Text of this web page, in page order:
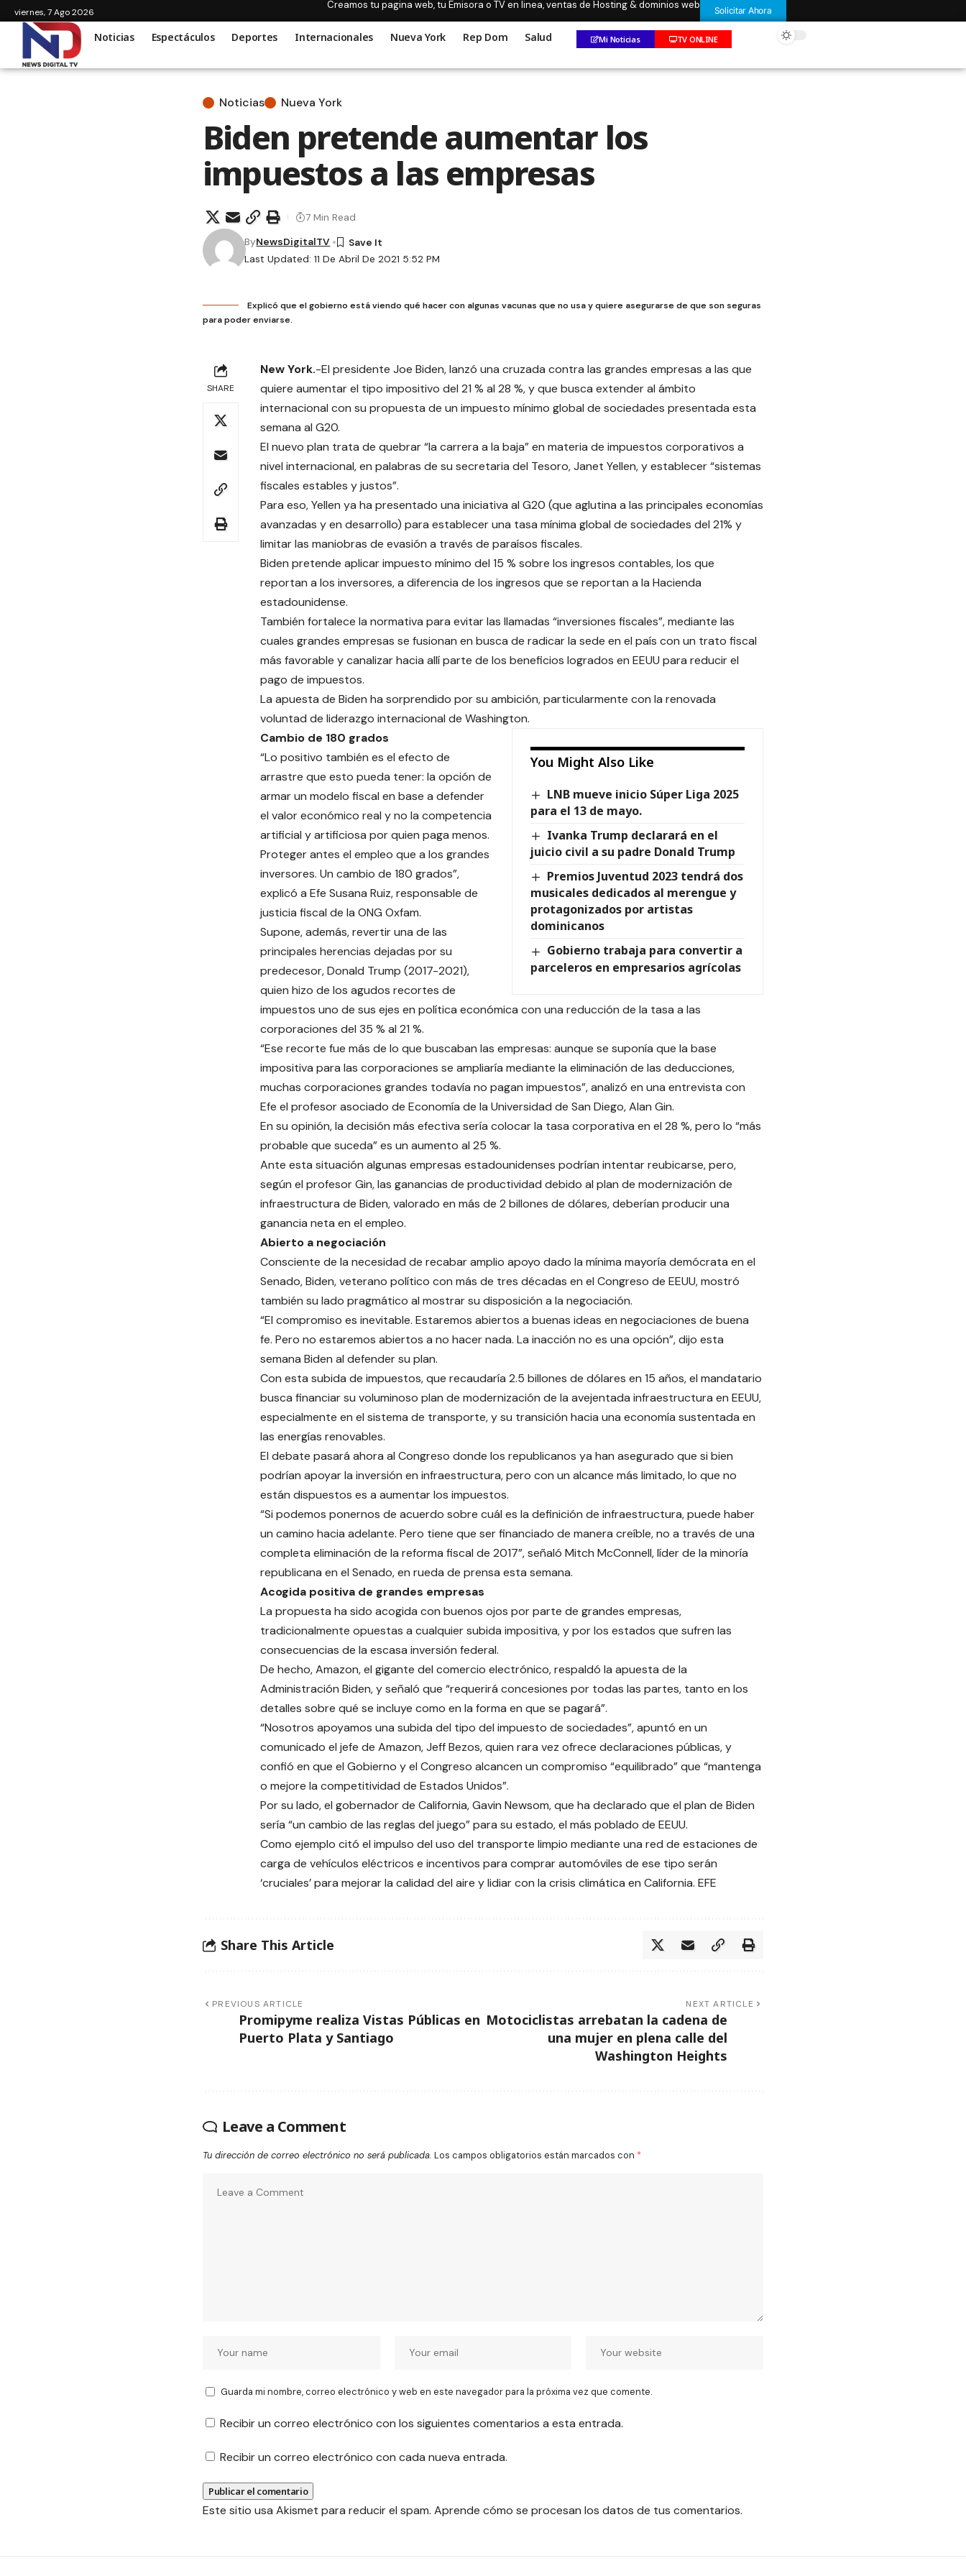
viernes, 7 Ago 2026
Creamos tu pagina web, tu Emisora o TV en linea, ventas de Hosting & dominios web Solicitar Ahora
Noticias Espectáculos Deportes Internacionales Nueva York Rep Dom Salud Mi Noticias TV ONLINE
Noticias Nueva York
Biden pretende aumentar los
impuestos a las empresas
Last Updated: 11 De Abril De 2021 5:52 PM
ByNewsDigitalTV
7 Min Read
Explicó que el gobierno está viendo qué hacer con algunas vacunas que no usa y quiere asegurarse de que son seguras
para poder enviarse.
SHARE
New York.-El presidente Joe Biden, lanzó una cruzada contra las grandes empresas a las que
quiere aumentar el tipo impositivo del 21 % al 28 %, y que busca extender al ámbito
internacional con su propuesta de un impuesto mínimo global de sociedades presentada esta
semana al G20.
El nuevo plan trata de quebrar “la carrera a la baja” en materia de impuestos corporativos a
nivel internacional, en palabras de su secretaria del Tesoro, Janet Yellen, y establecer “sistemas
fiscales estables y justos”.
Para eso, Yellen ya ha presentado una iniciativa al G20 (que aglutina a las principales economías
avanzadas y en desarrollo) para establecer una tasa mínima global de sociedades del 21% y
limitar las maniobras de evasión a través de paraísos fiscales.
Biden pretende aplicar impuesto mínimo del 15 % sobre los ingresos contables, los que
reportan a los inversores, a diferencia de los ingresos que se reportan a la Hacienda
estadounidense.
También fortalece la normativa para evitar las llamadas “inversiones fiscales”, mediante las
cuales grandes empresas se fusionan en busca de radicar la sede en el país con un trato fiscal
más favorable y canalizar hacia allí parte de los beneficios logrados en EEUU para reducir el
pago de impuestos.
La apuesta de Biden ha sorprendido por su ambición, particularmente con la renovada
voluntad de liderazgo internacional de Washington.
You Might Also Like
LNB mueve inicio Súper Liga 2025
para el 13 de mayo.
Ivanka Trump declarará en el
juicio civil a su padre Donald Trump
Premios Juventud 2023 tendrá dos
musicales dedicados al merengue y
protagonizados por artistas
dominicanos
Gobierno trabaja para convertir a
parceleros en empresarios agrícolas
Cambio de 180 grados
“Lo positivo también es el efecto de
arrastre que esto pueda tener: la opción de
armar un modelo fiscal en base a defender
el valor económico real y no la competencia
artificial y artificiosa por quien paga menos.
Proteger antes el empleo que a los grandes
inversores. Un cambio de 180 grados”,
explicó a Efe Susana Ruiz, responsable de
justicia fiscal de la ONG Oxfam.
Supone, además, revertir una de las
principales herencias dejadas por su
predecesor, Donald Trump (2017-2021),
quien hizo de los agudos recortes de
impuestos uno de sus ejes en política económica con una reducción de la tasa a las
corporaciones del 35 % al 21 %.
“Ese recorte fue más de lo que buscaban las empresas: aunque se suponía que la base
impositiva para las corporaciones se ampliaría mediante la eliminación de las deducciones,
muchas corporaciones grandes todavía no pagan impuestos”, analizó en una entrevista con
Efe el profesor asociado de Economía de la Universidad de San Diego, Alan Gin.
En su opinión, la decisión más efectiva sería colocar la tasa corporativa en el 28 %, pero lo “más
probable que suceda” es un aumento al 25 %.
Ante esta situación algunas empresas estadounidenses podrían intentar reubicarse, pero,
según el profesor Gin, las ganancias de productividad debido al plan de modernización de
infraestructura de Biden, valorado en más de 2 billones de dólares, deberían producir una
ganancia neta en el empleo.
Abierto a negociación
Consciente de la necesidad de recabar amplio apoyo dado la mínima mayoría demócrata en el
Senado, Biden, veterano político con más de tres décadas en el Congreso de EEUU, mostró
también su lado pragmático al mostrar su disposición a la negociación.
“El compromiso es inevitable. Estaremos abiertos a buenas ideas en negociaciones de buena
fe. Pero no estaremos abiertos a no hacer nada. La inacción no es una opción”, dijo esta
semana Biden al defender su plan.
Con esta subida de impuestos, que recaudaría 2.5 billones de dólares en 15 años, el mandatario
busca financiar su voluminoso plan de modernización de la avejentada infraestructura en EEUU,
especialmente en el sistema de transporte, y su transición hacia una economía sustentada en
las energías renovables.
El debate pasará ahora al Congreso donde los republicanos ya han asegurado que si bien
podrían apoyar la inversión en infraestructura, pero con un alcance más limitado, lo que no
están dispuestos es a aumentar los impuestos.
“Si podemos ponernos de acuerdo sobre cuál es la definición de infraestructura, puede haber
un camino hacia adelante. Pero tiene que ser financiado de manera creíble, no a través de una
completa eliminación de la reforma fiscal de 2017”, señaló Mitch McConnell, líder de la minoría
republicana en el Senado, en rueda de prensa esta semana.
Acogida positiva de grandes empresas
La propuesta ha sido acogida con buenos ojos por parte de grandes empresas,
tradicionalmente opuestas a cualquier subida impositiva, y por los estados que sufren las
consecuencias de la escasa inversión federal.
De hecho, Amazon, el gigante del comercio electrónico, respaldó la apuesta de la
Administración Biden, y señaló que “requerirá concesiones por todas las partes, tanto en los
detalles sobre qué se incluye como en la forma en que se pagará”.
“Nosotros apoyamos una subida del tipo del impuesto de sociedades”, apuntó en un
comunicado el jefe de Amazon, Jeff Bezos, quien rara vez ofrece declaraciones públicas, y
confió en que el Gobierno y el Congreso alcancen un compromiso “equilibrado” que “mantenga
o mejore la competitividad de Estados Unidos”.
Por su lado, el gobernador de California, Gavin Newsom, que ha declarado que el plan de Biden
sería “un cambio de las reglas del juego” para su estado, el más poblado de EEUU.
Como ejemplo citó el impulso del uso del transporte limpio mediante una red de estaciones de
carga de vehículos eléctricos e incentivos para comprar automóviles de ese tipo serán
‘cruciales’ para mejorar la calidad del aire y lidiar con la crisis climática en California. EFE
Share This Article
PREVIOUS ARTICLE
Promipyme realiza Vistas Públicas en
Puerto Plata y Santiago
NEXT ARTICLE
Motociclistas arrebatan la cadena de
una mujer en plena calle del
Washington Heights
Leave a Comment
Tu dirección de correo electrónico no será publicada. Los campos obligatorios están marcados con *
Guarda mi nombre, correo electrónico y web en este navegador para la próxima vez que comente.
Recibir un correo electrónico con los siguientes comentarios a esta entrada.
Recibir un correo electrónico con cada nueva entrada.
Este sitio usa Akismet para reducir el spam. Aprende cómo se procesan los datos de tus comentarios.